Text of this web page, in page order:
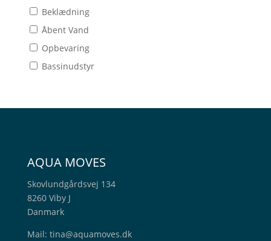
Beklædning
Åbent Vand
Opbevaring
Bassinudstyr
AQUA MOVES
Skovlundgårdsvej 134
8260 Viby J
Danmark
Mail: tina@aquamoves.dk